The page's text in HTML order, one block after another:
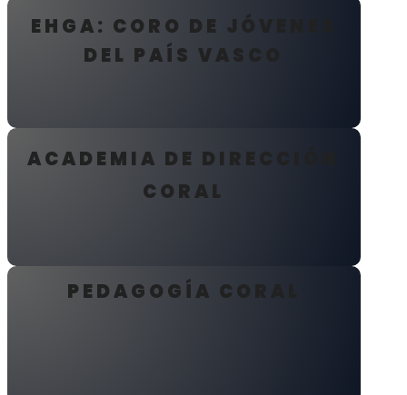
EHGA: CORO DE JÓVENES
DEL PAÍS VASCO
ACADEMIA DE DIRECCIÓN
CORAL
PEDAGOGÍA CORAL